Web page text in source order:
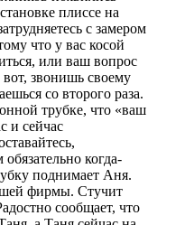
плиссе на
с замером
что у вас косой
или ваш вопрос
звонишь своему
со второго раза.
трубке, что «ваш
и сейчас
когда-
поднимает Аня.
фирмы. Стучит
сообщает, что